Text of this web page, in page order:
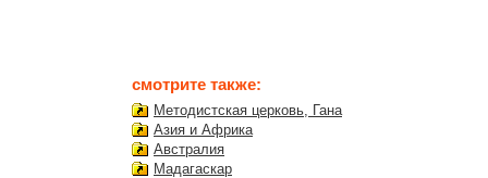
смотрите также:
Методистская церковь, Гана
Азия и Африка
Австралия
Мадагаскар